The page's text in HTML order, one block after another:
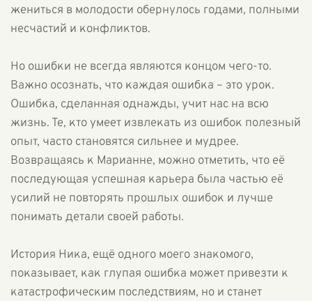
жениться в молодости обернулось годами, полными
несчастий и конфликтов.
Но ошибки не всегда являются концом чего-то.
Важно осознать, что каждая ошибка – это урок.
Ошибка, сделанная однажды, учит нас на всю
жизнь. Те, кто умеет извлекать из ошибок полезный
опыт, часто становятся сильнее и мудрее.
Возвращаясь к Марианне, можно отметить, что её
последующая успешная карьера была частью её
усилий не повторять прошлых ошибок и лучше
понимать детали своей работы.
История Ника, ещё одного моего знакомого,
показывает, как глупая ошибка может привезти к
катастрофическим последствиям, но и станет